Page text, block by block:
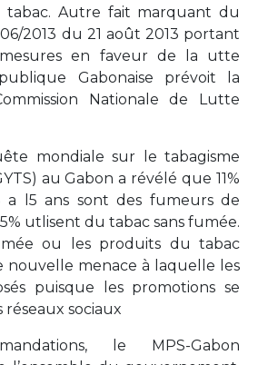
tabac. Autre fait marquant du
2013 du 21 août 2013 portant
en faveur de la utte
Gabonaise prévoit la
Nationale de Lutte
mondiale sur le tabagisme
au Gabon a révélé que 11%
a l5 ans sont des fumeurs de
utlisent du tabac sans fumée.
ou
les produits du tabac
nouvelle menace à laquelle les
puisque les promotions se
sociaux
le MPS-Gabon